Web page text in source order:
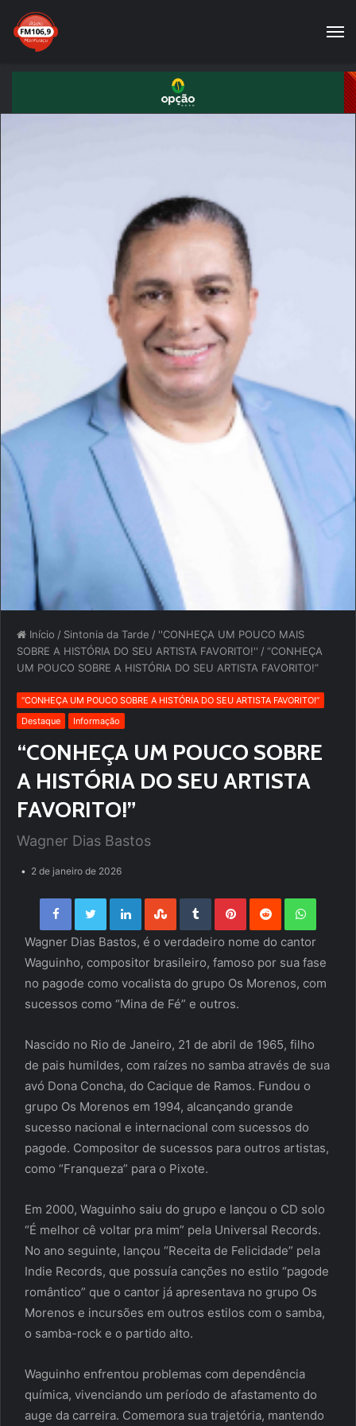
Início / Sintonia da Tarde / ''CONHEÇA UM POUCO MAIS
SOBRE A HISTÓRIA DO SEU ARTISTA FAVORITO!'' /“CONHEÇA
UM POUCO SOBRE A HISTÓRIA DO SEU ARTISTA FAVORITO!”
“CONHEÇA UM POUCO SOBRE A HISTÓRIA DO SEU ARTISTA FAVORITO!”
Destaque
Informação
“CONHEÇA UM POUCO SOBRE
A HISTÓRIA DO SEU ARTISTA
FAVORITO!”
Wagner Dias Bastos
2 de janeiro de 2026
Facebook Twitter LinkedIn StumbleUpon Tumblr Pinterest Reddit
Wagner Dias Bastos, é o verdadeiro nome do cantor
Waguinho, compositor brasileiro, famoso por sua fase
no pagode como vocalista do grupo Os Morenos, com
sucessos como “Mina de Fé” e outros.
Nascido no Rio de Janeiro, 21 de abril de 1965, filho
de pais humildes, com raízes no samba através de sua
avó Dona Concha, do Cacique de Ramos. Fundou o
grupo Os Morenos em 1994, alcançando grande
sucesso nacional e internacional com sucessos do
pagode. Compositor de sucessos para outros artistas,
como “Franqueza” para o Pixote.
Em 2000, Waguinho saiu do grupo e lançou o CD solo
“É melhor cê voltar pra mim” pela Universal Records.
No ano seguinte, lançou “Receita de Felicidade” pela
Indie Records, que possuía canções no estilo “pagode
romântico” que o cantor já apresentava no grupo Os
Morenos e incursões em outros estilos com o samba,
o samba-rock e o partido alto.
Waguinho enfrentou problemas com dependência
química, vivenciando um período de afastamento do
auge da carreira. Comemora sua trajetória, mantendo